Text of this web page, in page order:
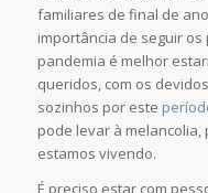
familiares de final de
importância de seguir
pandemia é melhor
queridos, com os
sozinhos por este
pode levar à
estamos vivendo.
É preciso estar com